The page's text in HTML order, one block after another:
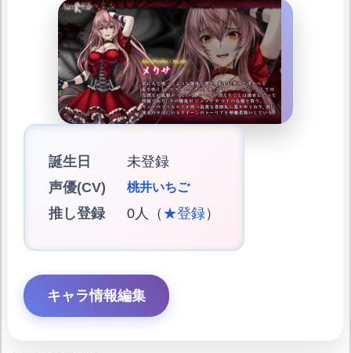
誕生日
未登録
声優(CV)
桃井いちご
推し登録 0人（ ★登録）
キャラ情報編集